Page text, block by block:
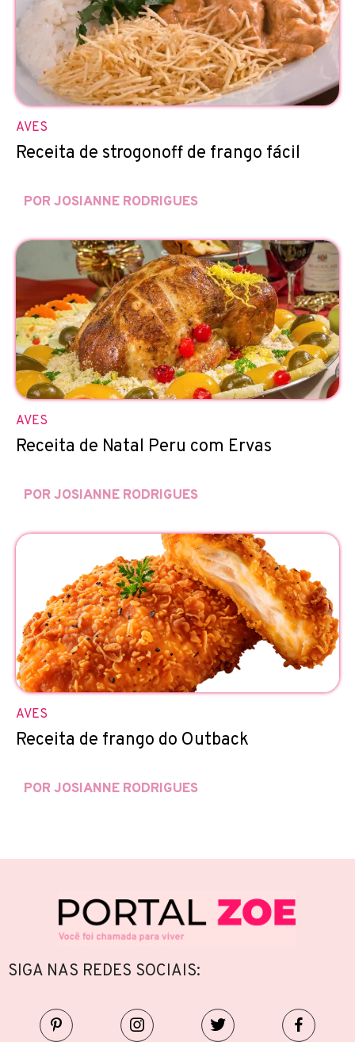
AVES
Receita de strogonoff de frango fácil
POR JOSIANNE RODRIGUES
AVES
Receita de Natal Peru com Ervas
POR JOSIANNE RODRIGUES
AVES
Receita de frango do Outback
POR JOSIANNE RODRIGUES
SIGA NAS REDES SOCIAIS: